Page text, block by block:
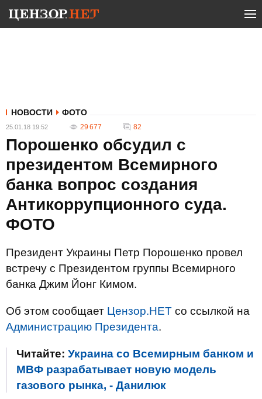
НОВОСТИ ФОТО
25.01.18 19:52 29 677 82
Порошенко обсудил с
президентом Всемирного
банка вопрос создания
Антикоррупционного суда.
ФОТО
Президент Украины Петр Порошенко провел
встречу с Президентом группы Всемирного
банка Джим Йонг Кимом.
Об этом сообщает Цензор.НЕТ со ссылкой на
Администрацию Президента.
Читайте: Украина со Всемирным банком и
МВФ разрабатывает новую модель
газового рынка, - Данилюк